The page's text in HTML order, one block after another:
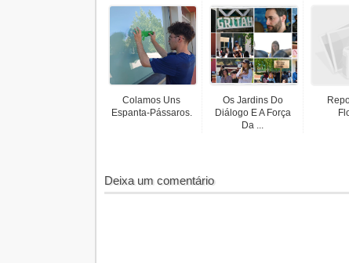
Colamos Uns
Espanta-Pássaros.
Os Jardins Do
Diálogo E A Força
Da ...
Deixa um comentário